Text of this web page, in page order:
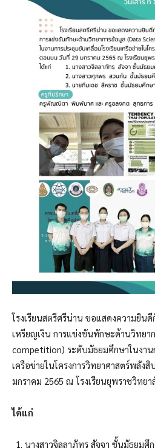
โรงเรียนสตรีศรีน่าน ขอแสดงความยิน
เหรียญเงิน การแข่งขันทักษะด้านวิทยา
competition) ระดับมัธยมศึกษาในงาน
เครือข่ายในโครงการวิทยาศาสตร์พลั
มกราคม 2565 ณ โรงเรียนยุพราชวิทย
ได้แก่
นางสาวจิลลาภัทร สัจจา ชั้นมัธยมศึ